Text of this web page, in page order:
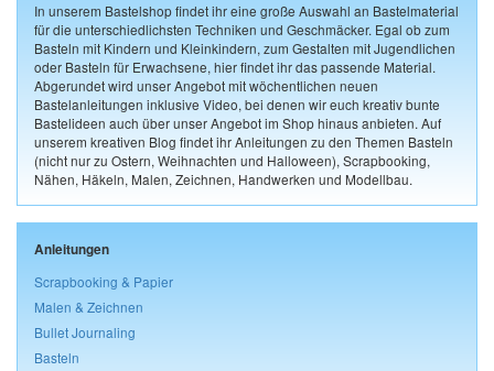
In unserem Bastelshop findet ihr eine große Auswahl an Bastelmaterial
für die unterschiedlichsten Techniken und Geschmäcker. Egal ob zum
Basteln mit Kindern und Kleinkindern, zum Gestalten mit Jugendlichen
oder Basteln für Erwachsene, hier findet ihr das passende Material.
Abgerundet wird unser Angebot mit wöchentlichen neuen
Bastelanleitungen inklusive Video, bei denen wir euch kreativ bunte
Bastelideen auch über unser Angebot im Shop hinaus anbieten. Auf
unserem kreativen Blog findet ihr Anleitungen zu den Themen Basteln
(nicht nur zu Ostern, Weihnachten und Halloween), Scrapbooking,
Nähen, Häkeln, Malen, Zeichnen, Handwerken und Modellbau.
Anleitungen
Scrapbooking & Papier
Malen & Zeichnen
Bullet Journaling
Basteln